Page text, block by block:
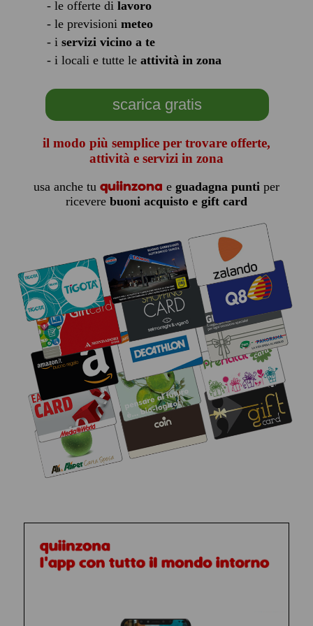
- le offerte di lavoro
- le previsioni meteo
- i servizi vicino a te
- i locali e tutte le attività in zona
scarica gratis
il modo più semplice per trovare offerte,
attività e servizi in zona
usa anche tu quiinzona e guadagna puntiper
ricevere buoni acquisto e gift card